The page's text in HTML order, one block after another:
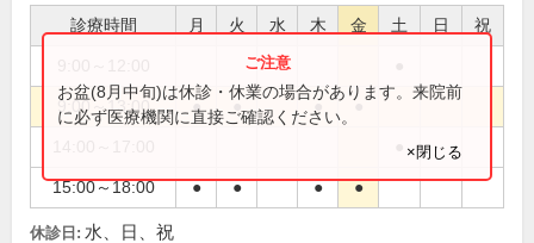
診療時間 月 火 水 木 金 土 日 祝
9:00～13:00 ● ● ● ●
15:00～18:00 ● ● ● ●
お盆(8月中旬)は休診・休業の場合があります。来院前
に必ず医療機関に直接ご確認ください。
×閉じる
休診日: 水、日、祝